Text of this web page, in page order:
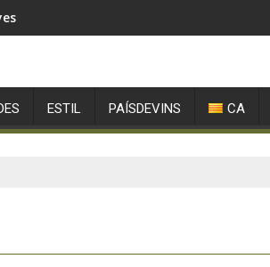
ESTIL PAÍSDEVINS CA